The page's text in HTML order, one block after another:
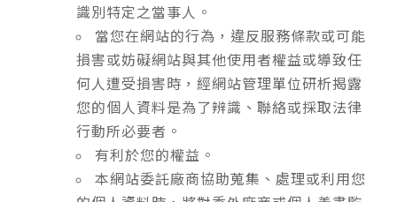
識別特定之當事人。
當您在網站的行為，違反服務條款或可能
損害或妨礙網站與其他使用者權益或導致任
何人遭受損害時，經網站管理單位研析揭露
您的個人資料是為了辨識、聯絡或採取法律
行動所必要者。
有利於您的權益。
本網站委託廠商協助蒐集、處理或利用您